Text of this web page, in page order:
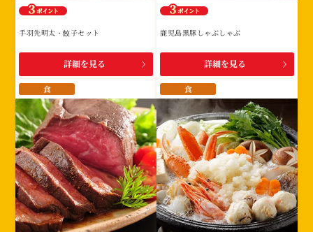
手羽先明太・餃子セット
詳細を見る
鹿児島黒豚しゃぶしゃぶ
詳細を見る
食 食